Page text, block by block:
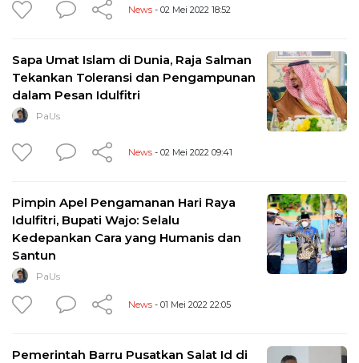
News - 02 Mei 2022 18:52
Sapa Umat Islam di Dunia, Raja Salman
Tekankan Toleransi dan Pengampunan
dalam Pesan Idulfitri
PaUs
News - 02 Mei 2022 09:41
Pimpin Apel Pengamanan Hari Raya
Idulfitri, Bupati Wajo: Selalu
Kedepankan Cara yang Humanis dan
Santun
PaUs
News - 01 Mei 2022 22:05
Pemerintah Barru Pusatkan Salat Id di